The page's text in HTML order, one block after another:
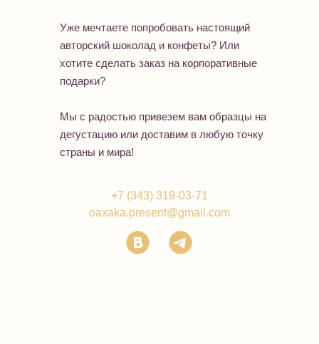
Уже мечтаете попробовать настоящий
авторский шоколад и конфеты? Или
хотите сделать заказ на корпоративные
подарки?
Мы с радостью привезем вам образцы на
дегустацию или доставим в любую точку
страны и мира!
+7 (343) 319-03-71
oaxaka.present@gmail.com